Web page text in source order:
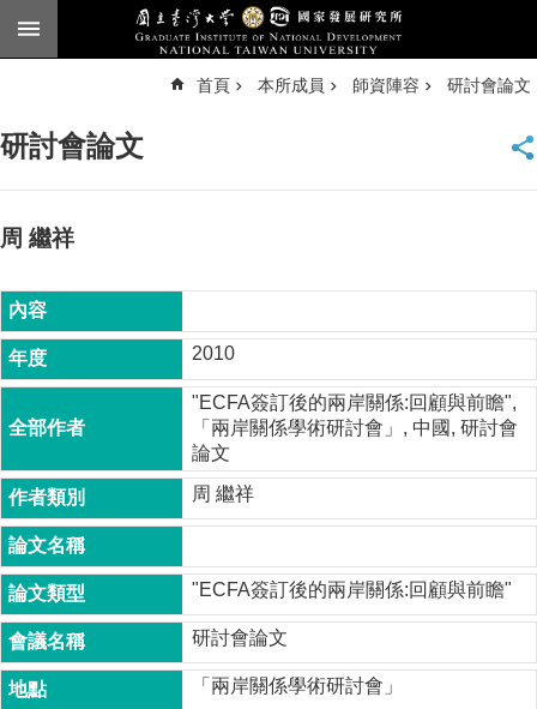
跳到主要內容區塊
臺
頁
公
告
本
簡
本
所
成
員
博
士
班
首頁 本所成員 師資陣容 研討會論文
研討會論文
周 繼祥
2010
"ECFA簽訂後的兩岸關係:回顧與前瞻",
「兩岸關係學術研討會」, 中國, 研討會
論文
周 繼祥
"ECFA簽訂後的兩岸關係:回顧與前瞻"
研討會論文
「兩岸關係學術研討會」